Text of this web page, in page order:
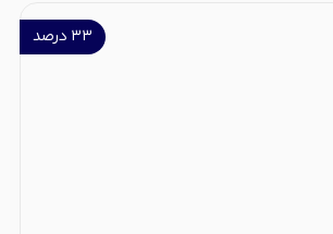
۳۳ درصد